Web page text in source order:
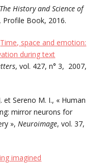
History and Science of
Profile Book, 2016.
Time, space and emotion:
during text
, vol. 427, n° 3, 2007,
et Sereno M. I., « Human
mirror neurons for
»,Neuroimage, vol. 37,
imagined